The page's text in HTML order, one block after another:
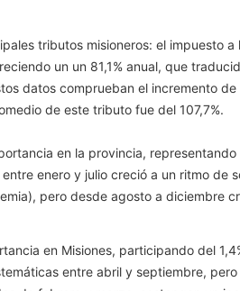
tributos misioneros: el impuesto
un un 81,1% anual, que
datos comprueban el incremento
de este tributo fue del 107,7%.
en la provincia,
enero y julio creció a un ritmo de
pero desde agosto a diciembre
en Misiones, participando del
entre abril y septiembre,